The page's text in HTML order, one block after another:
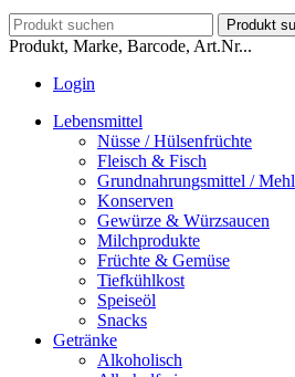
Produkt, Marke, Barcode, Art.Nr...
Login
Lebensmittel
Nüsse / Hülsenfrüchte
Fleisch & Fisch
Grundnahrungsmittel / Mehl
Konserven
Gewürze & Würzsaucen
Milchprodukte
Früchte & Gemüse
Tiefkühlkost
Speiseöl
Snacks
Getränke
Alkoholisch